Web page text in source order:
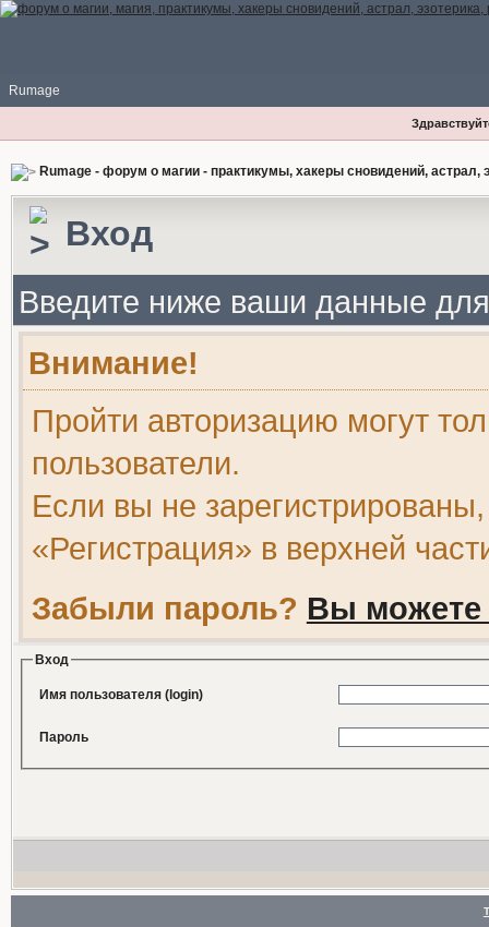
Rumage
Rumage - форум о магии - практикумы, хакеры сновидений, астрал,
Вход
Введите ниже ваши данные
Внимание!
Пройти авторизацию могут
пользователи.
Если вы не
«Регистрация» в верхней
Забыли пароль? Вы можете
Вход
Имя пользователя (login)
Пароль